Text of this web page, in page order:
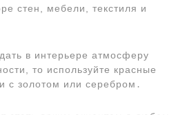
стен, мебели, текстиля и
в интерьере атмосферу
то используйте красные
с золотом или серебром․